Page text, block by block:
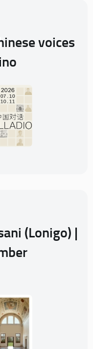
voices
(Lonigo) |